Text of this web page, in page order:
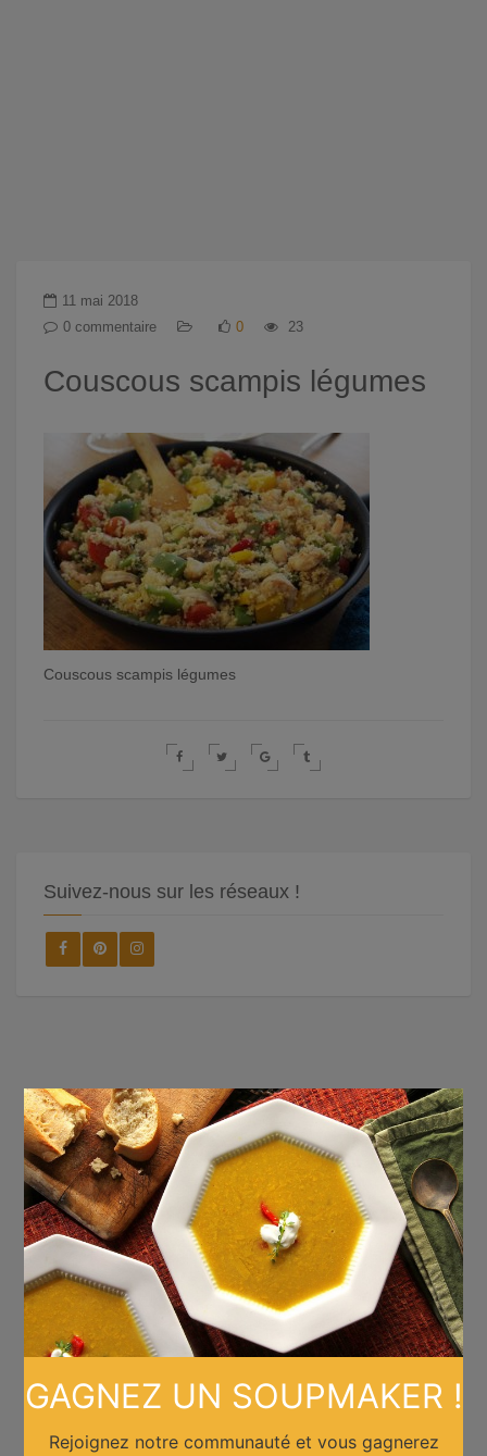
11 mai 2018
0 commentaire
0 23
Couscous scampis légumes
Couscous scampis légumes
Suivez-nous sur les réseaux !
GAGNEZ UN SOUPMAKER !
Rejoignez notre communauté et vous gagnerez
×